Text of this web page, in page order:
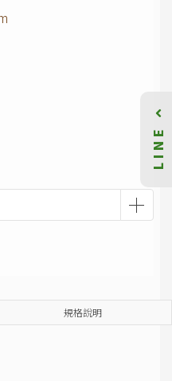
規格說明
LINE